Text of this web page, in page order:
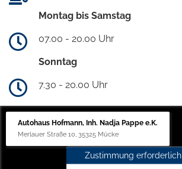
Montag bis Samstag
07.00 - 20.00 Uhr
Sonntag
7.30 - 20.00 Uhr
Autohaus Hofmann, Inh. Nadja Pappe e.K.
Merlauer Straße 10, 35325 Mücke
Zustimmung erforderlich